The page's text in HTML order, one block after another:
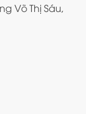
Võ Thị Sáu,